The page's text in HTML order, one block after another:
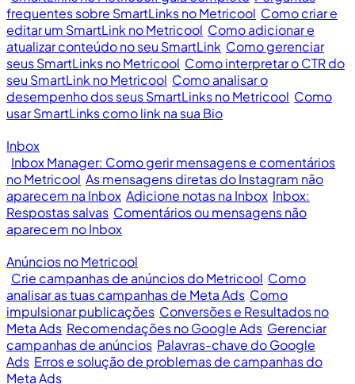
frequentes sobre SmartLinks no Metricool Como criar e
editar um SmartLink no Metricool Como adicionar e
atualizar conteúdo no seu SmartLink Como gerenciar
seus SmartLinks no Metricool Como interpretar o CTR do
seu SmartLink no Metricool Como analisar o
desempenho dos seus SmartLinks no Metricool Como
usar SmartLinks como link na sua Bio
Inbox
Inbox Manager: Como gerir mensagens e comentários
no Metricool As mensagens diretas do Instagram não
aparecem na Inbox Adicione notas na Inbox Inbox:
Respostas salvas Comentários ou mensagens não
aparecem no Inbox
Anúncios no Metricool
Crie campanhas de anúncios do Metricool Como
analisar as tuas campanhas de Meta Ads Como
impulsionar publicações Conversões e Resultados no
Meta Ads Recomendações no Google Ads Gerenciar
campanhas de anúncios Palavras-chave do Google
Ads Erros e solução de problemas de campanhas do
Meta Ads